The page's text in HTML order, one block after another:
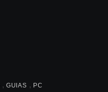
, GUIAS , PC